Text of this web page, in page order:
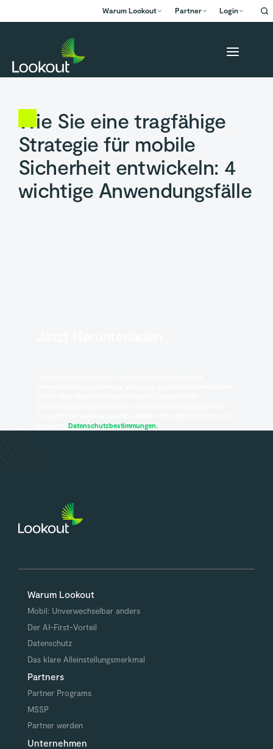
Warum Lookout Partner Login
Datenschutzbestimmungen.
Wie Sie eine tragfähige
Strategie für mobile
Sicherheit entwickeln: 4
wichtige Anwendungsfälle
Warum Lookout
Mobil: Unverwechselbar anders
Der AI-First-Vorteil
Datenschutz
Das klare Alleinstellungsmerkmal
Partners
Partner Programs
MSSP
Partner werden
Unternehmen